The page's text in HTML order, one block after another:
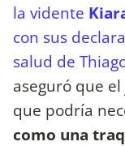
la vidente
con sus
salud de
aseguró que
que podría
como una